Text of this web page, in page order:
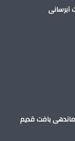
ساماندهی بافت قدیم